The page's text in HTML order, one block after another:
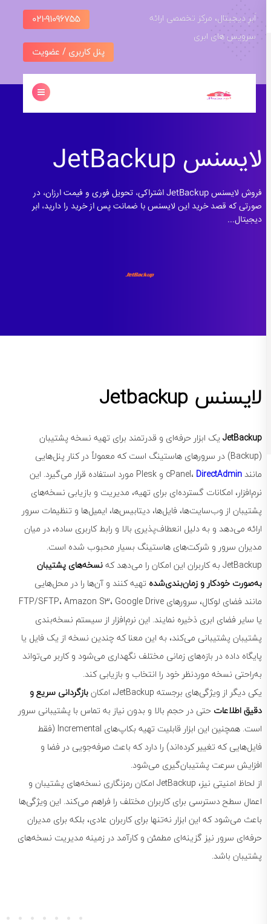
اَبرِ دیجیتال، مرکز تخصصی ارائه
سرویس های ابری
021-91096755
پنل کاربری / عضویت
لایسنس JetBackup
فروش لایسنس JetBackup اشتراکی، تحویل فوری و فیمت ارزان، در
صورتی که قصد خرید این لایسنس با ضمانت پس از خرید را دارید، ابر
دیجیتال...
لایسنس Jetbackup
JetBackupیک ابزار حرفه‌ای و قدرتمند برای تهیه نسخه پشتیبان
(Backup) در سرورهای هاستینگ است که معمولاً در کنار پنل‌هایی
مانند cPanel،DirectAdmin
و Plesk مورد استفاده قرار می‌گیرد. این
نرم‌افزار، امکانات گسترده‌ای برای تهیه، مدیریت و بازیابی نسخه‌های
پشتیبان از وب‌سایت‌ها، فایل‌ها، دیتابیس‌ها، ایمیل‌ها و تنظیمات سرور
ارائه می‌دهد و به دلیل انعطاف‌پذیری بالا و رابط کاربری ساده، در میان
مدیران سرور و شرکت‌های هاستینگ بسیار محبوب شده است.
JetBackup به کاربران این امکان را می‌دهد که
نسخه‌های پشتیبان
به‌صورت خودکار و زمان‌بندی‌شدهتهیه کنند و آن‌ها را در محل‌هایی
مانند فضای لوکال، سرورهای FTP/SFTP، Amazon S3، Google Drive
یا سایر فضای ابری ذخیره نمایند. این نرم‌افزار از سیستم نسخه‌بندی
پشتیبان پشتیبانی می‌کند، به این معنا که چندین نسخه از یک فایل یا
پایگاه داده در بازه‌های زمانی مختلف نگهداری می‌شود و کاربر می‌تواند
به‌راحتی نسخه موردنظر خود را انتخاب و بازیابی کند.
یکی دیگر از ویژگی‌های برجسته JetBackup، امکان
بازگردانی سریع و
دقیق اطلاعاتحتی در حجم بالا و بدون نیاز به تماس با پشتیبانی سرور
است. همچنین این ابزار قابلیت تهیه بکاپ‌های Incremental (فقط
فایل‌هایی که تغییر کرده‌اند) را دارد که باعث صرفه‌جویی در فضا و
افزایش سرعت پشتیبان‌گیری می‌شود.
از لحاظ امنیتی نیز، JetBackup امکان رمزنگاری نسخه‌های پشتیبان و
اعمال سطح دسترسی برای کاربران مختلف را فراهم می‌کند. این ویژگی‌ها
باعث می‌شود که این ابزار نه‌تنها برای کاربران عادی، بلکه برای مدیران
حرفه‌ای سرور نیز گزینه‌ای مطمئن و کارآمد در زمینه مدیریت نسخه‌های
پشتیبان باشد.